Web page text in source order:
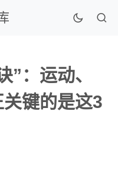
”：运动、
键的是这3